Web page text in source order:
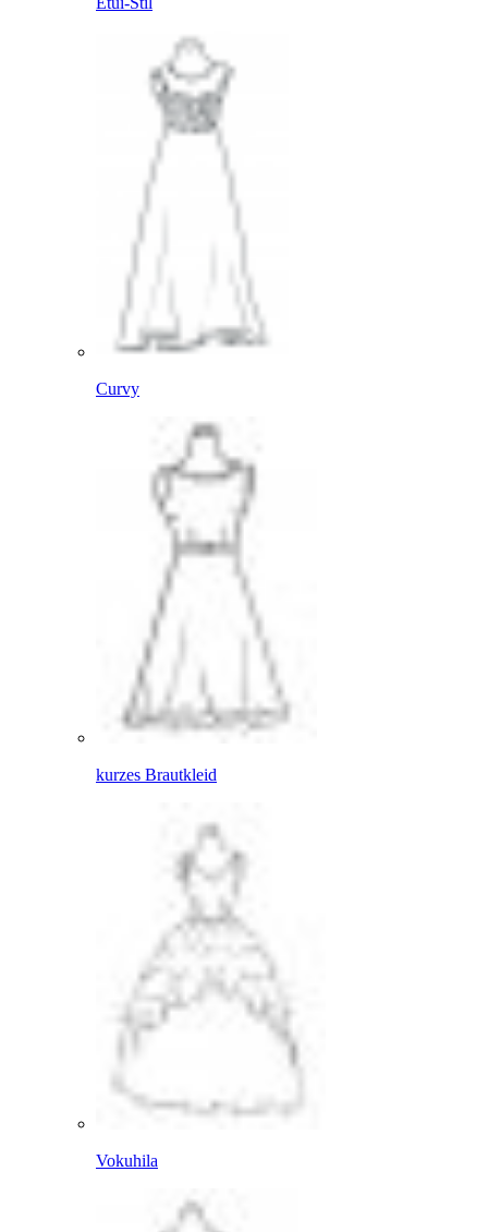
Curvy
kurzes Brautkleid
Vokuhila